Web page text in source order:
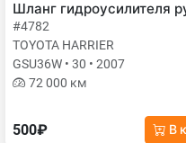
Шланг гидроусилителя
#4782
TOYOTA HARRIER
GSU36W • 30 • 2007
72 000 км
500₽ В